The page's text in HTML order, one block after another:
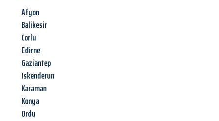
Afyon
Balikesir
Corlu
Edirne
Gaziantep
Iskenderun
Karaman
Konya
Ordu